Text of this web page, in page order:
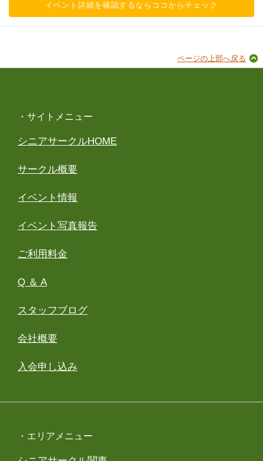
イベント詳細を確認するならココからチェック
ページの上部へ戻る
・サイトメニュー
シニアサークルHOME
サークル概要
イベント情報
イベント写真報告
ご利用料金
Q ＆ A
スタッフブログ
会社概要
入会申し込み
・エリアメニュー